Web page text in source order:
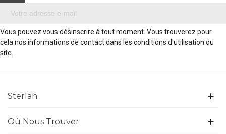
Vous pouvez vous désinscrire à tout moment. Vous trouverez pour
cela nos informations de contact dans les conditions d'utilisation du
site.
Sterlan
Où Nous Trouver